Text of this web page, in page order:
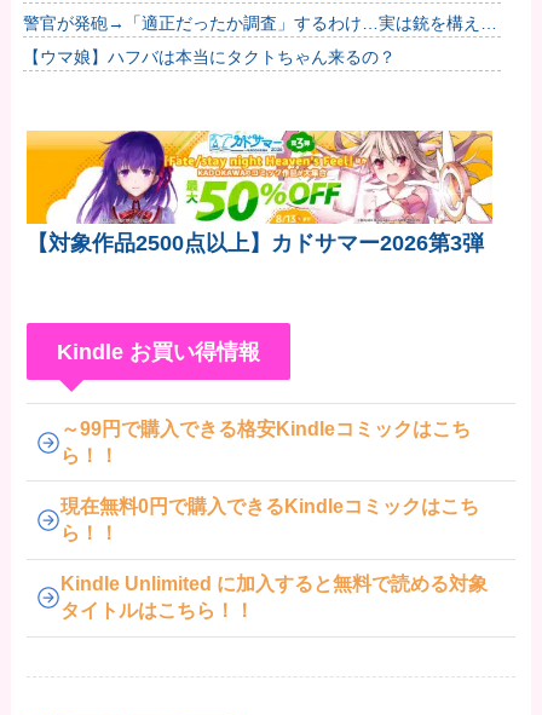
警官が発砲→「適正だったか調査」するわけ…実は銃を構えた
だけで警察本部長まで報告！
【ウマ娘】ハフバは本当にタクトちゃん来るの？
【対象作品2500点以上】カドサマー2026第3弾
Kindle お買い得情報
～99円で購入できる格安Kindleコミックはこち
ら！！
現在無料0円で購入できるKindleコミックはこち
ら！！
Kindle Unlimited に加入すると無料で読める対象
タイトルはこちら！！